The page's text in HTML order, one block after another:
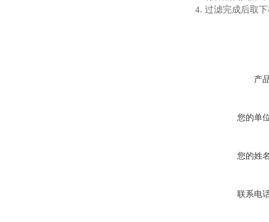
4. 过滤完成后取
产
您的单
您的姓
联系电